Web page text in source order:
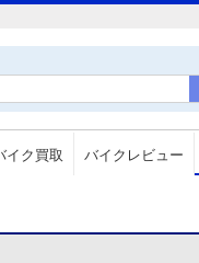
イク買取 バイクレビュー